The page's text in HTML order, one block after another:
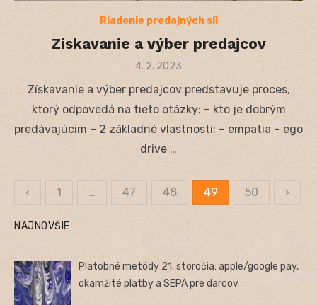
Riadenie predajných síl
Získavanie a výber predajcov
Posted
4. 2. 2023
Získavanie a výber predajcov predstavuje proces,
ktorý odpovedá na tieto otázky: – kto je dobrým
predávajúcim – 2 základné vlastnosti: – empatia – ego
drive …
Stránkovanie
príspevkov
‹ 1 … 47 48 49 50 ›
NAJNOVŠIE
Platobné metódy 21. storočia: apple/google pay,
okamžité platby a SEPA pre darcov